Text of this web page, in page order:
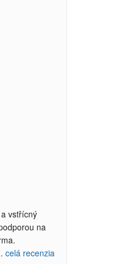
vstřícný
na
celá recenzia